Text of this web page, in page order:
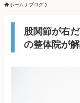
ホーム ブログ
股関節が右
の整体院が